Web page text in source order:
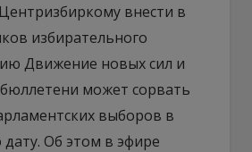
внести в
избирательного
Движение новых сил и
может сорвать
выборов в
Об этом в эфире